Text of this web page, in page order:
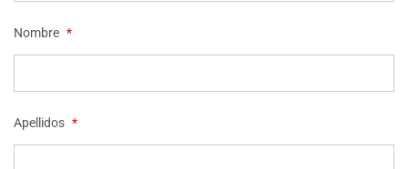
Nombre *
Apellidos *